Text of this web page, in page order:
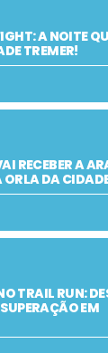
A NOITE
TREMER!
RECEBER A
DA
TRAIL RUN:
EM